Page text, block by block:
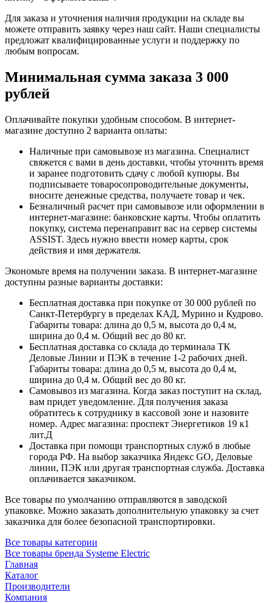
Для заказа и уточнения наличия продукции на складе вы
можете отправить заявку через наш сайт. Наши специалисты
предложат квалифицированные услуги и поддержку по
любым вопросам.
Минимальная сумма заказа 3 000
рублей
Оплачивайте покупки удобным способом. В интернет-
магазине доступно 2 варианта оплаты:
Наличные при самовывозе из магазина. Специалист
свяжется с вами в день доставки, чтобы уточнить время
и заранее подготовить сдачу с любой купюры. Вы
подписываете товаросопроводительные документы,
вносите денежные средства, получаете товар и чек.
Безналичный расчет при самовывозе или оформлении в
интернет-магазине: банковские карты. Чтобы оплатить
покупку, система перенаправит вас на сервер системы
ASSIST. Здесь нужно ввести номер карты, срок
действия и имя держателя.
Экономьте время на получении заказа. В интернет-магазине
доступны разные варианты доставки:
Бесплатная доставка при покупке от 30 000 рублей по
Санкт-Петербургу в пределах КАД, Мурино и Кудрово.
Габариты товара: длина до 0,5 м, высота до 0,4 м,
ширина до 0,4 м. Общий вес до 80 кг.
Бесплатная доставка со склада до терминала ТК
Деловые Линии и ПЭК в течение 1-2 рабочих дней.
Габариты товара: длина до 0,5 м, высота до 0,4 м,
ширина до 0,4 м. Общий вес до 80 кг.
Самовывоз из магазина. Когда заказ поступит на склад,
вам придет уведомление. Для получения заказа
обратитесь к сотруднику в кассовой зоне и назовите
номер. Адрес магазина: проспект Энергетиков 19 к1
лит.Д
Доставка при помощи транспортных служб в любые
города РФ. На выбор заказчика Яндекс GO, Деловые
линии, ПЭК или другая транспортная служба. Доставка
оплачивается заказчиком.
Все товары по умолчанию отправляются в заводской
упаковке. Можно заказать дополнительную упаковку за счет
заказчика для более безопасной транспортировки.
Все товары категории
Все товары бренда Systeme Electric
Главная
Каталог
Производители
Компания